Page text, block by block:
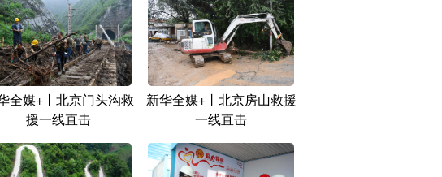
全媒+丨北京门头沟救
援一线直击
新华全媒+丨北京房山救援
一线直击